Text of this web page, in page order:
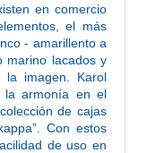
en comercio
el más
- amarillento a
marino lacados y
la imagen. Karol
la armonía en el
de cajas
Con estos
de uso en